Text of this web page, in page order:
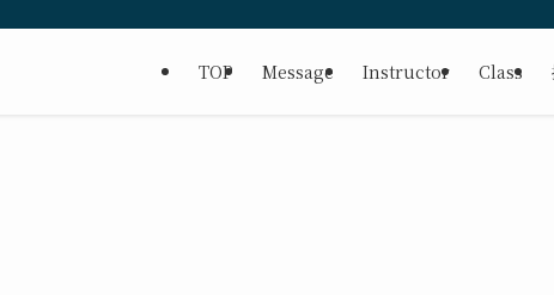
TOP Message Instructor Class